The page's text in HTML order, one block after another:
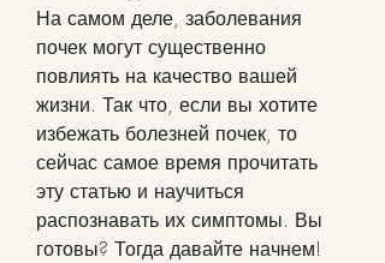
На самом деле, заболевания
почек могут существенно
повлиять на качество вашей
жизни. Так что, если вы хотите
избежать болезней почек, то
сейчас самое время прочитать
эту статью и научиться
распознавать их симптомы. Вы
готовы? Тогда давайте начнем!